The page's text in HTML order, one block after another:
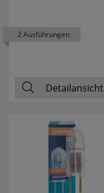
2 Ausführungen
Detailansicht